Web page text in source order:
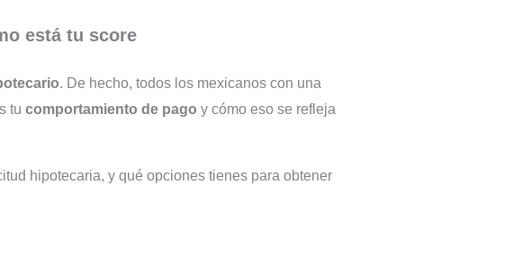
está tu score
. De hecho, todos los mexicanos con una
tu comportamiento de pago y cómo eso se refleja
hipotecaria, y qué opciones tienes para obtener